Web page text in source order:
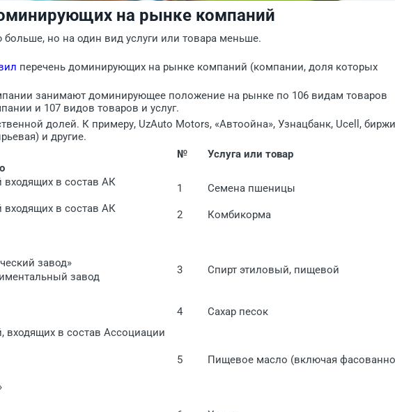
на рынке компаний
но на один вид услуги или товара меньше.
перечень доминирующих на рынке компаний (компании, доля которых
занимают доминирующее положение на рынке по 106 видам товаров
и 107 видов товаров и услуг.
долей. К примеру, UzAuto Motors, «Автоойна», Узнацбанк, Ucell, биржи
и другие.
№ Услуга или товар
входящих в состав АК
1 Семена пшеницы
входящих в состав АК
2
Комбикорма
3
Спирт этиловый, пищевой
завод»
завод
4 Сахар песок
входящих в состав Ассоциации
5
Пищевое масло (включая